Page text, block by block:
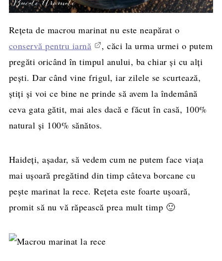
Rețeta de macrou marinat nu este neapărat o
conservă pentru iarnă
, căci la urma urmei o putem
pregăti oricând în timpul anului, ba chiar și cu alți
pești. Dar când vine frigul, iar zilele se scurtează,
știți și voi ce bine ne prinde să avem la îndemână
ceva gata gătit, mai ales dacă e făcut în casă, 100%
natural și 100% sănătos.
Haideți, așadar, să vedem cum ne putem face viața
mai ușoară pregătind din timp câteva borcane cu
pește marinat la rece. Rețeta este foarte ușoară,
promit să nu vă răpească prea mult timp 🙂